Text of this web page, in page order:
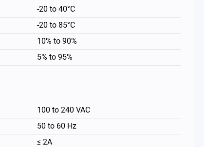
-20 to 40°C
-20 to 85°C
10% to 90%
5% to 95%
100 to 240 VAC
50 to 60 Hz
≤ 2A